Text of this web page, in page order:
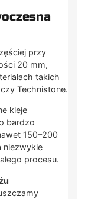
przy
20 mm,
takich
Technistone.
kleje
bardzo
150–200
niezwykle
procesu.